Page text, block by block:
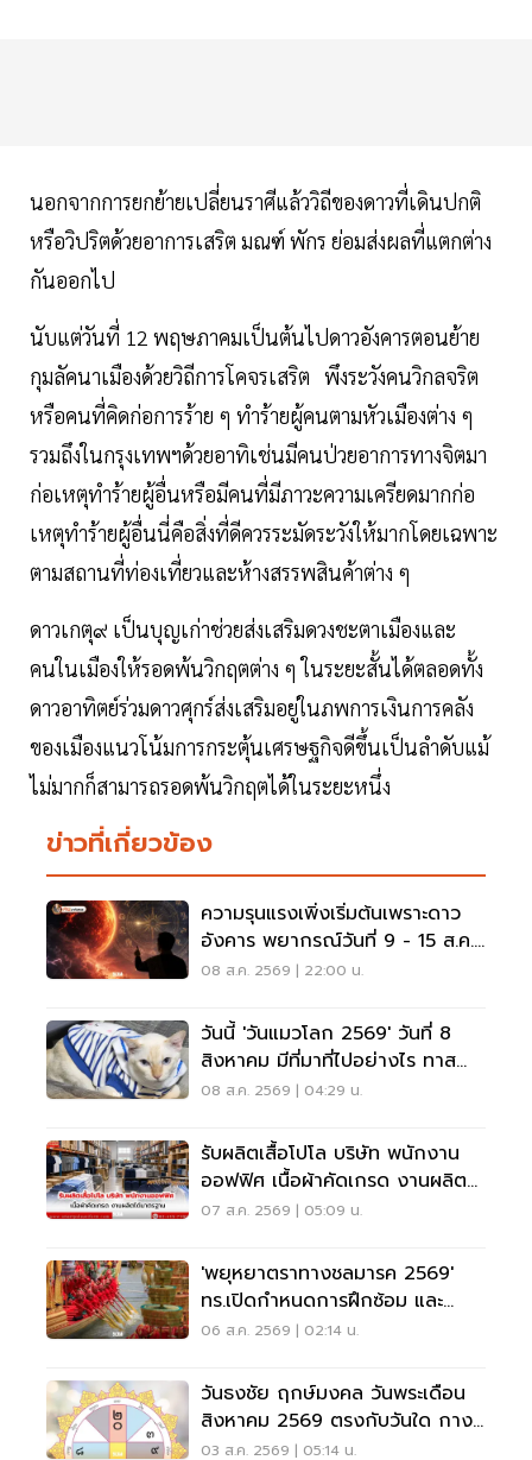
นอกจากการยกย้ายเปลี่ยนราศีแล้ววิถีของดาวที่เดินปกติ
หรือวิปริตด้วยอาการเสริต มณฑ์ พักร ย่อมส่งผลที่แตกต่าง
กันออกไป
นับแต่วันที่ 12 พฤษภาคมเป็นต้นไปดาวอังคารตอนย้าย
กุมลัคนาเมืองด้วยวิถีการโคจรเสริต พึงระวังคนวิกลจริต
หรือคนที่คิดก่อการร้าย ๆ ทำร้ายผู้คนตามหัวเมืองต่าง ๆ
รวมถึงในกรุงเทพฯด้วยอาทิเช่นมีคนป่วยอาการทางจิตมา
ก่อเหตุทำร้ายผู้อื่นหรือมีคนที่มีภาวะความเครียดมากก่อ
เหตุทำร้ายผู้อื่นนี่คือสิ่งที่ดีควรระมัดระวังให้มากโดยเฉพาะ
ตามสถานที่ท่องเที่ยวและห้างสรรพสินค้าต่าง ๆ
ดาวเกตุ๙ เป็นบุญเก่าช่วยส่งเสริมดวงชะตาเมืองและ
คนในเมืองให้รอดพ้นวิกฤตต่าง ๆ ในระยะสั้นได้ตลอดทั้ง
ดาวอาทิตย์ร่วมดาวศุกร์ส่งเสริมอยู่ในภพการเงินการคลัง
ของเมืองแนวโน้มการกระตุ้นเศรษฐกิจดีขึ้นเป็นลำดับแม้
ไม่มากก็สามารถรอดพ้นวิกฤตได้ในระยะหนึ่ง
ข่าวที่เกี่ยวข้อง
ความรุนแรงเพิ่งเริ่มต้นเพราะดาว
อังคาร พยากรณ์วันที่ 9 - 15 ส.ค.
2569
08 ส.ค. 2569 | 22:00 น.
วันนี้ 'วันแมวโลก 2569' วันที่ 8
สิงหาคม มีที่มาที่ไปอย่างไร ทาส
แมวต้องรู้
08 ส.ค. 2569 | 04:29 น.
รับผลิตเสื้อโปโล บริษัท พนักงาน
ออฟฟิศ เนื้อผ้าคัดเกรด งานผลิต
ได้มาตรฐาน
07 ส.ค. 2569 | 05:09 น.
'พยุหยาตราทางชลมารค 2569'
ทร.เปิดกำหนดการฝึกซ้อม และ
วันพระราชพิธี จุดชมขบวน
06 ส.ค. 2569 | 02:14 น.
วันธงชัย ฤกษ์มงคล วันพระเดือน
สิงหาคม 2569 ตรงกับวันใด กาง
ปฏิทินเช็กที่นี่
03 ส.ค. 2569 | 05:14 น.